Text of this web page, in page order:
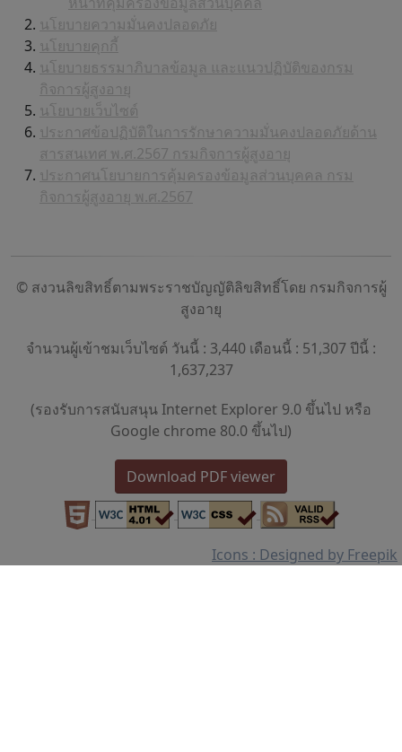
นโยบายความมั่นคงปลอดภัย
นโยบายคุกกี้
นโยบายธรรมาภิบาลข้อมูล และแนวปฏิบัติของกรม
กิจการผู้สูงอายุ
นโยบายเว็บไซต์
ประกาศข้อปฏิบัติในการรักษาความมั่นคงปลอดภัยด้าน
สารสนเทศ พ.ศ.2567 กรมกิจการผู้สูงอายุ
ประกาศนโยบายการคุ้มครองข้อมูลส่วนบุคคล กรม
กิจการผู้สูงอายุ พ.ศ.2567
© สงวนลิขสิทธิ์ตามพระราชบัญญัติลิขสิทธิ์โดย กรมกิจการผู้
สูงอายุ
จำนวนผู้เข้าชมเว็บไซต์ วันนี้ : 3,440 เดือนนี้ : 51,307 ปีนี้ :
1,637,237
(รองรับการสนับสนุน Internet Explorer 9.0 ขึ้นไป หรือ
Google chrome 80.0 ขึ้นไป)
Download PDF viewer
Icons : Designed by Freepik